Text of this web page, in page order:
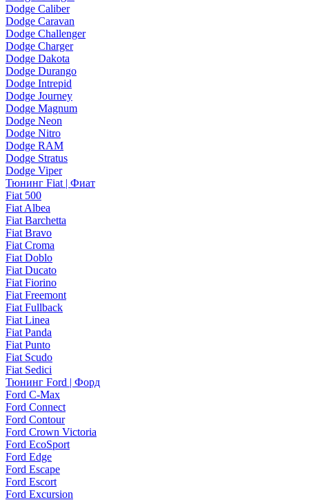
Dodge Caliber
Dodge Caravan
Dodge Challenger
Dodge Charger
Dodge Dakota
Dodge Durango
Dodge Intrepid
Dodge Journey
Dodge Magnum
Dodge Neon
Dodge Nitro
Dodge RAM
Dodge Stratus
Dodge Viper
Тюнинг Fiat | Фиат
Fiat 500
Fiat Albea
Fiat Barchetta
Fiat Bravo
Fiat Croma
Fiat Doblo
Fiat Ducato
Fiat Fiorino
Fiat Freemont
Fiat Fullback
Fiat Linea
Fiat Panda
Fiat Punto
Fiat Scudo
Fiat Sedici
Тюнинг Ford | Форд
Ford C-Max
Ford Connect
Ford Contour
Ford Crown Victoria
Ford EcoSport
Ford Edge
Ford Escape
Ford Escort
Ford Excursion